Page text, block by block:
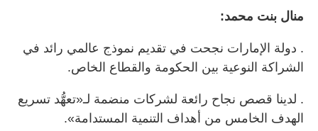
منال بنت محمد:
. دولة الإمارات نجحت في تقديم نموذج عالمي رائد في
الشراكة النوعية بين الحكومة والقطاع الخاص.
. لدينا قصص نجاح رائعة لشركات منضمة لـ«تعهُّد تسريع
الهدف الخامس من أهداف التنمية المستدامة».